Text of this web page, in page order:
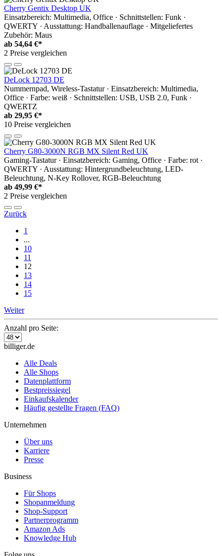
Cherry Gentix Desktop UK
Einsatzbereich: Multimedia, Office · Schnittstellen: Funk ·
QWERTY · Ausstattung: Handballenauflage · Mitgeliefertes
Zubehör: Maus
ab 54,64 €*
2 Preise vergleichen
DeLock 12703 DE
Nummernpad, Wireless-Tastatur · Einsatzbereich: Multimedia,
Office · Farbe: weiß · Schnittstellen: USB, USB 2.0, Funk ·
QWERTZ
ab 29,95 €*
10 Preise vergleichen
Cherry G80-3000N RGB MX Silent Red UK
Gaming-Tastatur · Einsatzbereich: Gaming, Office · Farbe: rot ·
QWERTY · Ausstattung: Hintergrundbeleuchtung, LED-
Beleuchtung, N-Key Rollover, RGB-Beleuchtung
ab 49,99 €*
2 Preise vergleichen
Zurück
1
...
10
11
12
13
14
15
Weiter
Anzahl pro Seite:
billiger.de
Alle Deals
Alle Shops
Datenplattform
Bestpreissiegel
Einkaufskalender
Häufig gestellte Fragen (FAQ)
Unternehmen
Über uns
Karriere
Presse
Business
Für Shops
Shopanmeldung
Shop-Support
Partnerprogramm
Amazon Ads
Knowledge Hub